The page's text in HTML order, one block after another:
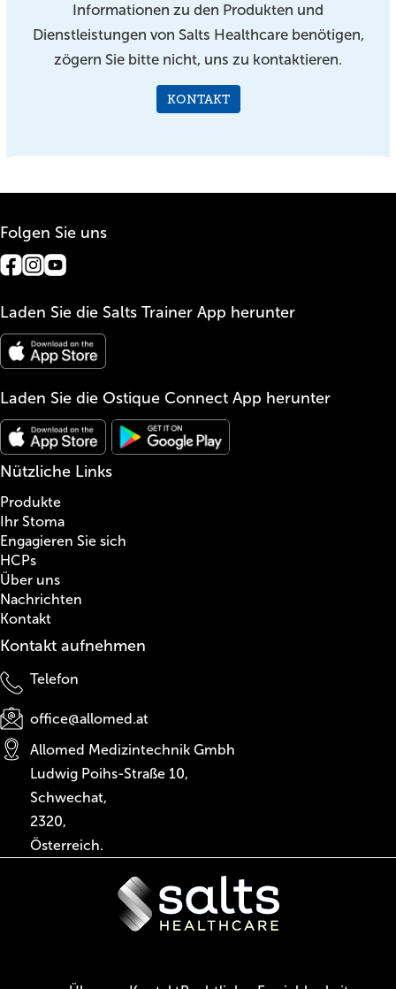
Informationen zu den Produkten und
Dienstleistungen von Salts Healthcare benötigen,
zögern Sie bitte nicht, uns zu kontaktieren.
KONTAKT
Folgen Sie uns
Laden Sie die Salts Trainer App herunter
Laden Sie die Ostique Connect App herunter
Nützliche Links
Produkte
Ihr Stoma
Engagieren Sie sich
HCPs
Über uns
Nachrichten
Kontakt
Kontakt aufnehmen
Telefon
office@allomed.at
Allomed Medizintechnik Gmbh
Ludwig Poihs-Straße 10,
Schwechat,
2320,
Österreich.